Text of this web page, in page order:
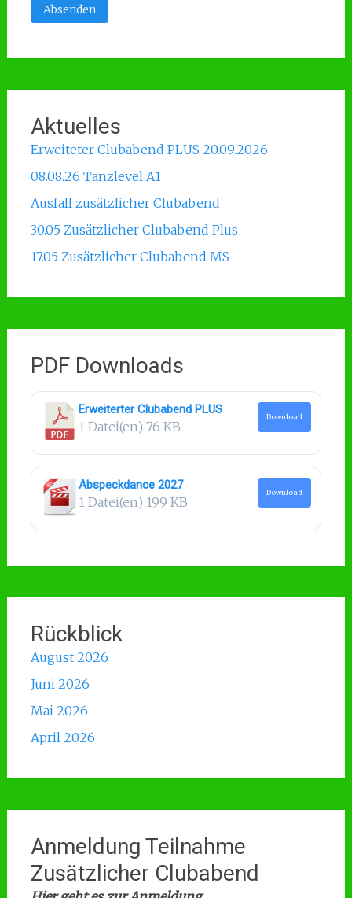
Aktuelles
Erweiteter Clubabend PLUS 20.09.2026
08.08.26 Tanzlevel A1
Ausfall zusätzlicher Clubabend
30.05 Zusätzlicher Clubabend Plus
17.05 Zusätzlicher Clubabend MS
PDF Downloads
Erweiterter Clubabend PLUS
1 Datei(en)76 KB
Download
Abspeckdance 2027
1 Datei(en) 199 KB
Download
Rückblick
August 2026
Juni 2026
Mai 2026
April 2026
Anmeldung Teilnahme
Zusätzlicher Clubabend